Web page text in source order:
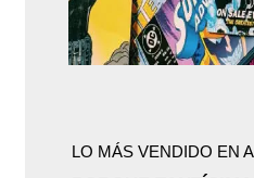
LO MÁS VENDIDO EN